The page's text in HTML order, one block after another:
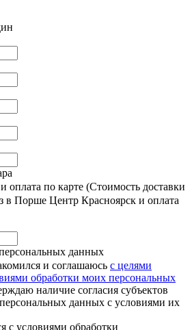
оплата по карте (Стоимость доставки
в Порше Центр Красноярск и оплата
данных
и соглашаюсь с целями
обработки моих персональных
наличие согласия субъектов
данных с условиями их
с условиями обработки